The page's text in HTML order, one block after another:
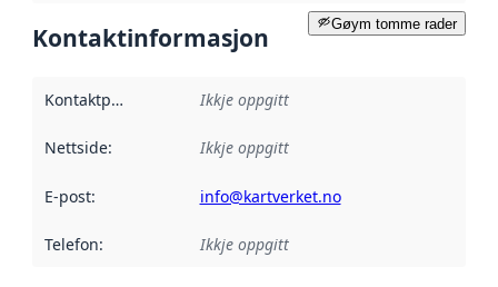
Gøym tomme rader
Kontaktinformasjon
Kontaktpunkt Ikkje oppgitt
Nettside: Ikkje oppgitt
E-post: info@kartverket.no
Telefon: Ikkje oppgitt